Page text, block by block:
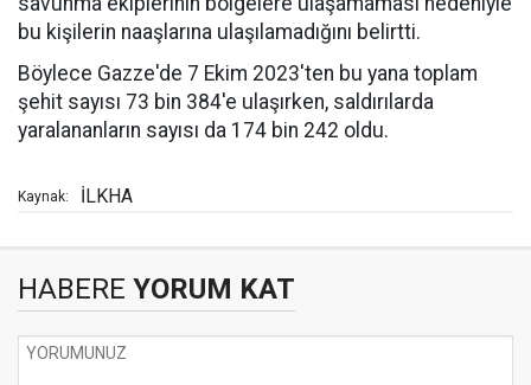
bu kişilerin naaşlarına ulaşılamadığını belirtti.
Böylece Gazze'de 7 Ekim 2023'ten bu yana toplam
şehit sayısı 73 bin 384'e ulaşırken, saldırılarda
yaralananların sayısı da 174 bin 242 oldu.
Kaynak: İLKHA
HABERE YORUM KAT